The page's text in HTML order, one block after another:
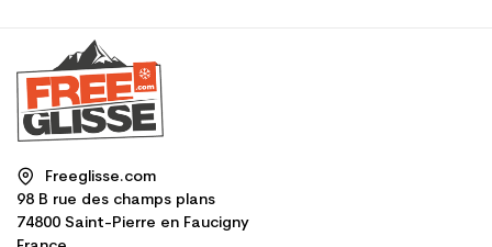
Freeglisse.com
98 B rue des champs plans
74800 Saint-Pierre en Faucigny